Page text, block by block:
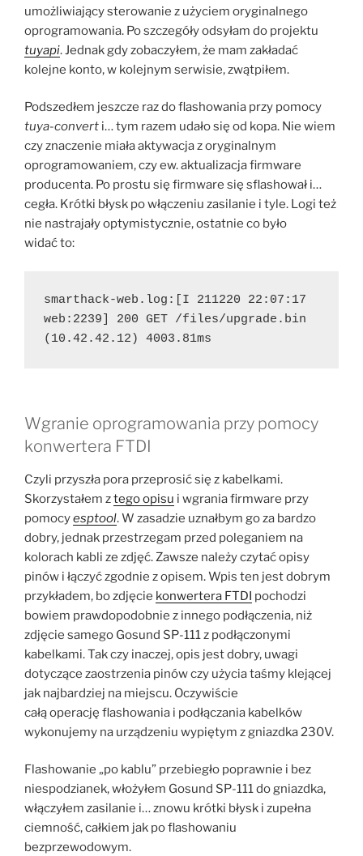
umożliwiający sterowanie z użyciem oryginalnego
oprogramowania. Po szczegóły odsyłam do projektu
tuyapi. Jednak gdy zobaczyłem, że mam zakładać
kolejne konto, w kolejnym serwisie, zwątpiłem.
Podszedłem jeszcze raz do flashowania przy pomocy
tuya-convert i… tym razem udało się od kopa. Nie wiem
czy znaczenie miała aktywacja z oryginalnym
oprogramowaniem, czy ew. aktualizacja firmware
producenta. Po prostu się firmware się sflashował i…
cegła. Krótki błysk po włączeniu zasilanie i tyle. Logi też
nie nastrajały optymistycznie, ostatnie co było
widać to:
smarthack-web.log:[I 211220 22:07:17
web:2239] 200 GET /files/upgrade.bin
(10.42.42.12) 4003.81ms
Wgranie oprogramowania przy pomocy
konwertera FTDI
Czyli przyszła pora przeprosić się z kabelkami.
Skorzystałem ztego opisu i wgrania firmware przy
pomocyesptool. W zasadzie uznałbym go za bardzo
dobry, jednak przestrzegam przed poleganiem na
kolorach kabli ze zdjęć. Zawsze należy czytać opisy
pinów i łączyć zgodnie z opisem. Wpis ten jest dobrym
przykładem, bo zdjęcie konwertera FTDI pochodzi
bowiem prawdopodobnie z innego podłączenia, niż
zdjęcie samego Gosund SP-111 z podłączonymi
kabelkami. Tak czy inaczej, opis jest dobry, uwagi
dotyczące zaostrzenia pinów czy użycia taśmy klejącej
jak najbardziej na miejscu. Oczywiście
całą operację flashowania i podłączania kabelków
wykonujemy na urządzeniu wypiętym z gniazdka 230V.
Flashowanie „po kablu” przebiegło poprawnie i bez
niespodzianek, włożyłem Gosund SP-111 do gniazdka,
włączyłem zasilanie i… znowu krótki błysk i zupełna
ciemność, całkiem jak po flashowaniu
bezprzewodowym.